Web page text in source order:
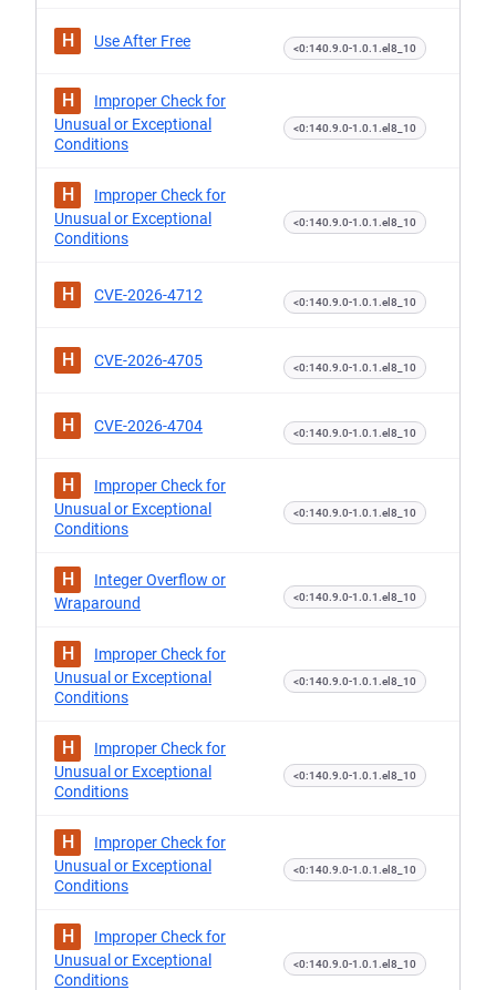
H Use After Free <0:140.9.0-1.0.1.el8_10
H
Improper Check for
Unusual or Exceptional
Conditions
<0:140.9.0-1.0.1.el8_10
H
Improper Check for
Unusual or Exceptional
Conditions
<0:140.9.0-1.0.1.el8_10
H CVE-2026-4712 <0:140.9.0-1.0.1.el8_10
H CVE-2026-4705 <0:140.9.0-1.0.1.el8_10
H CVE-2026-4704 <0:140.9.0-1.0.1.el8_10
H
Improper Check for
Unusual or Exceptional
Conditions
<0:140.9.0-1.0.1.el8_10
H
Integer Overflow or
Wraparound
<0:140.9.0-1.0.1.el8_10
H
Improper Check for
Unusual or Exceptional
Conditions
<0:140.9.0-1.0.1.el8_10
H
Improper Check for
Unusual or Exceptional
Conditions
<0:140.9.0-1.0.1.el8_10
H
Improper Check for
Unusual or Exceptional
Conditions
<0:140.9.0-1.0.1.el8_10
H
Improper Check for
Unusual or Exceptional
Conditions
<0:140.9.0-1.0.1.el8_10